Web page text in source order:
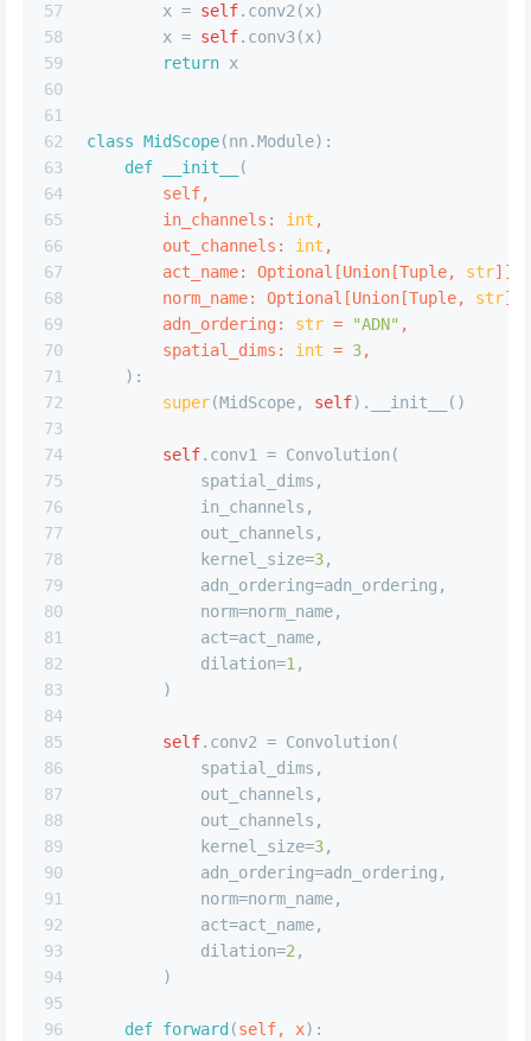
57
58
59
60
61
62
63
64
65
66
67
68
69
70
71
72
73
74
75
76
77
78
79
80
81
82
83
84
85
86
87
88
89
90
91
92
93
94
95
96
        x =
self.conv2(x)
        x =
self.conv3(x)
return x
class MidScope(nn.Module):
def
__init__
(
        self,
        in_channels:
int ,
        out_channels:
int ,
        act_name:
Optional [Union [Tuple, str]]
        norm_name:
Optional [Union [Tuple, str]]
        adn_ordering:
str = "ADN" ,
        spatial_dims:
int = 3,
):
super(MidScope, self).__init__()
self.conv1 = Convolution(
            spatial_dims,
            in_channels,
            out_channels,
            kernel_size=
3,
            adn_ordering=adn_ordering,
            norm=norm_name,
            act=act_name,
            dilation=
1 ,
        )
self.conv2 = Convolution(
            spatial_dims,
            out_channels,
            out_channels,
            kernel_size=
3,
            adn_ordering=adn_ordering,
            norm=norm_name,
            act=act_name,
            dilation=
2 ,
        )
def forward (self, x):